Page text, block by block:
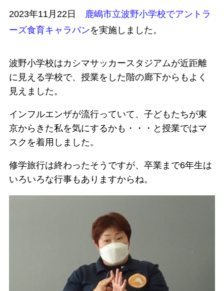
2023年11月22日
鹿嶋市立波野小学校でアントラ
ーズ食育キャラバンを実施しました。
波野小学校はカシマサッカースタジアムが近距離
に見える学校で、授業をした階の廊下からもよく
見えました。
インフルエンザが流行っていて、子どもたちが東
京からきた私を気にするかも・・・と授業ではマ
スクを着用しました。
修学旅行は終わったそうですが、卒業まで6年生は
いろいろな行事もありますからね。